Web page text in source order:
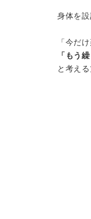
身体を設
「今だ
「もう
と考え